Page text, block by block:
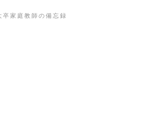
卒家庭教師の備忘録